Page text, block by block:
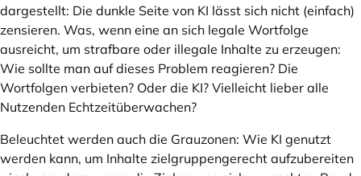
dargestellt: Die dunkle Seite von KI lässt sich nicht (einfach)
zensieren. Was, wenn eine an sich legale Wortfolge
ausreicht, um strafbare oder illegale Inhalte zu erzeugen:
Wie sollte man auf dieses Problem reagieren? Die
Wortfolgen verbieten? Oder die KI? Vielleicht lieber alle
Nutzenden Echtzeitüberwachen?
Beleuchtet werden auch die Grauzonen: Wie KI genutzt
werden kann, um Inhalte zielgruppengerecht aufzubereiten